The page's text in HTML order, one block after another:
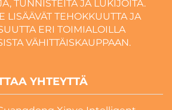
TUNNISTEITA JA LUKIJOITA.
LISÄÄVÄT TEHOKKUUTTA JA
ERI TOIMIALOILLA
VÄHITTÄISKAUPPAAN.
YHTEYTTÄ